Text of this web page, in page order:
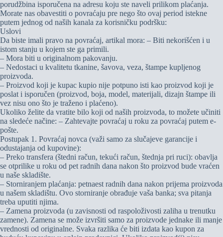
porudžbina isporučena na adresu koju ste naveli prilikom plaćanja.
Morate nas obavestiti o povraćaju pre nego što ovaj period istekne
putem jednog od naših kanala za korisničku podršku:
Uslovi
Da biste imali pravo na povraćaj, artikal mora: – Biti nekorišćen i u
istom stanju u kojem ste ga primili.
– Mora biti u originalnom pakovanju.
– Nedostaci u kvalitetu tkanine, šavova, veza, štampe kupljenog
proizvoda.
– Proizvod koji je kupac kupio nije potpuno isti kao proizvod koji je
poslat i isporučen (proizvod, boja, model, materijali, dizajn štampe ili
vez nisu ono što je traženo i plaćeno).
Ukoliko želite da vratite bilo koji od naših proizvoda, to možete učiniti
na sledeće načine: – Zahtevajte povraćaj u roku za povraćaj putem e-
pošte.
Postupak 1. Povraćaj novca (važi samo za slučajeve garancije i
odustajanja od kupovine):
– Preko transfera (štedni račun, tekući račun, štednja pri ruci): obavlja
se otprilike u roku od pet radnih dana nakon što proizvod bude vraćen
u naše skladište.
– Storniranjem plaćanja: petnaest radnih dana nakon prijema proizvoda
u našem skladištu. Ovo storniranje obrađuje vaša banka; sva pitanja
treba uputiti njima.
– Zamena proizvoda (u zavisnosti od raspoloživosti zaliha u trenutku
zamene). Zamena se može izvršiti samo za proizvode jednake ili manje
vrednosti od originalne. Svaka razlika će biti izdata kao kupon za